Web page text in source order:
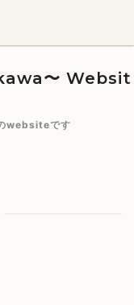
〜 Websit
websiteです